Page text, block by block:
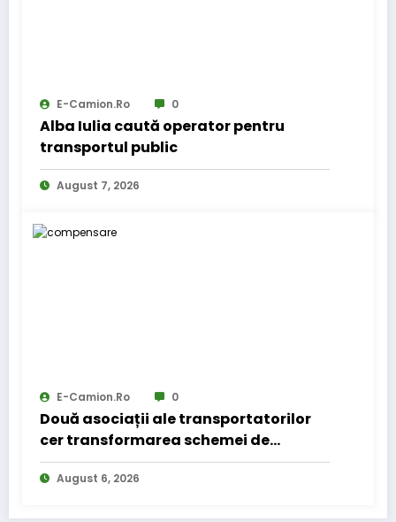
E-Camion.ro 0
Alba Iulia caută operator pentru
transportul public
August 7, 2026
E-Camion.ro 0
Două asociații ale transportatorilor
cer transformarea schemei de
compensare a accizei în mecanism
permanent
August 6, 2026